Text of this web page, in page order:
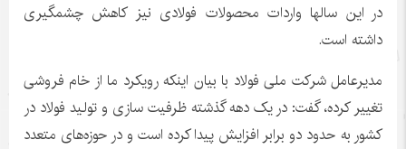
در این سالها واردات محصولات فولادی نیز کاهش چشمگیری
داشته است.
مدیرعامل شرکت ملی فولاد با بیان اینکه رویکرد ما از خام فروشی
تغییر کرده، گفت: در یک دهه گذشته ظرفیت سازی و تولید فولاد در
کشور به حدود دو برابر افزایش پیدا کرده است و در حوزه‌های متعدد